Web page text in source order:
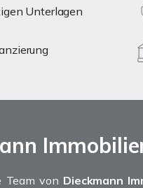
Unterlagen
Team von Dieckmann